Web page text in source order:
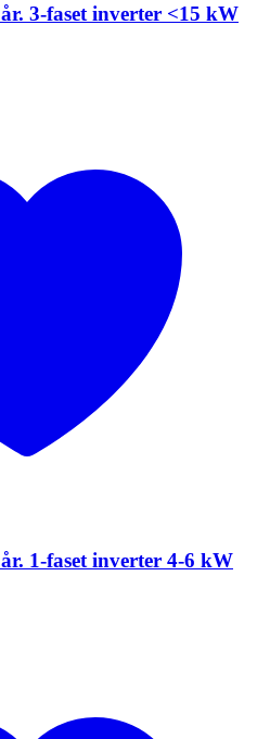
3-faset inverter <15 kW
1-faset inverter 4-6 kW